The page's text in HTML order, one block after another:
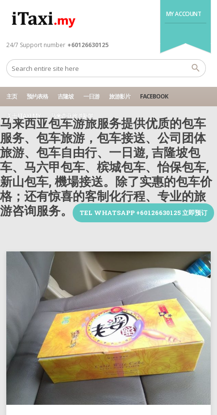
MY ACCOUNT
24/7 Support number +60126630125
主页 预约表格 吉隆坡 一日游 旅游影片 FACEBOOK
关于 ITAXI.MY 马来西亚旅游新闻
马来西亚包车游旅服务提供优质的包车
服务、包车旅游，包车接送、公司团体
旅游、包车自由行、一日遊, 吉隆坡包
车、马六甲包车、槟城包车、怡保包车,
新山包车, 機場接送。除了实惠的包车价
格；还有惊喜的客制化行程、专业的旅
游咨询服务。
TEL WHATSAPP +60126630125 立即预订